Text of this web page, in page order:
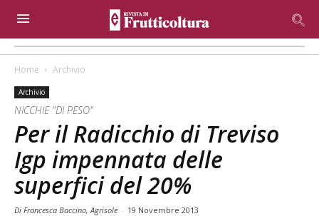
Home Archivio
Archivio
NICCHIE "DI PESO"
Per il Radicchio di Treviso
Igp impennata delle
superfici del 20%
Di Francesca Baccino, Agrisole - 19 Novembre 2013